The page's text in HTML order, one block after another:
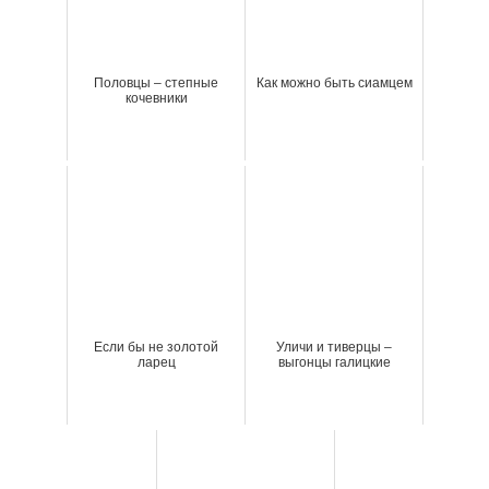
Половцы – степные
кочевники
Как можно быть сиамцем
Если бы не золотой
ларец
Уличи и тиверцы –
выгонцы галицкие